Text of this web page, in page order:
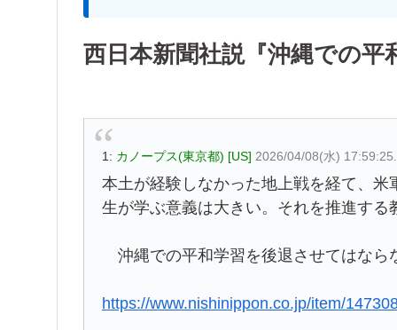
西日本新聞社説『沖縄での
1: カノープス(東京都) [US] 2026/04/08(水)
本土が経験しなかった地上戦を経て、
生が学ぶ意義は大きい。それを推進する
沖縄での平和学習を後退させてはなら
https://www.nishinippon.co.jp/item/